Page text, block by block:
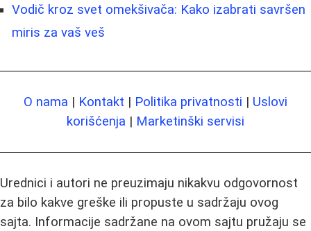
Vodič kroz svet omekšivača: Kako izabrati savršen
miris za vaš veš
O nama | Kontakt | Politika privatnosti | Uslovi
korišćenja | Marketinški servisi
Urednici i autori ne preuzimaju nikakvu odgovornost
za bilo kakve greške ili propuste u sadržaju ovog
sajta. Informacije sadržane na ovom sajtu pružaju se